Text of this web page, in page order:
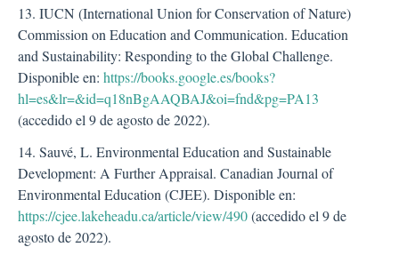
13. IUCN (International Union for Conservation of Nature)
Commission on Education and Communication. Education
and Sustainability: Responding to the Global Challenge.
Disponible en: https://books.google.es/books?
hl=es&lr=&id=q18nBgAAQBAJ&oi=fnd&pg=PA13
(accedido el 9 de agosto de 2022).
14. Sauvé, L. Environmental Education and Sustainable
Development: A Further Appraisal. Canadian Journal of
Environmental Education (CJEE). Disponible en:
https://cjee.lakeheadu.ca/article/view/490(accedido el 9 de
agosto de 2022).